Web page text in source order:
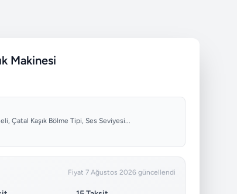
Makinesi
Çatal Kaşık Bölme Tipi, Ses Seviyesi...
Fiyat 7 Ağustos 2026 güncellendi